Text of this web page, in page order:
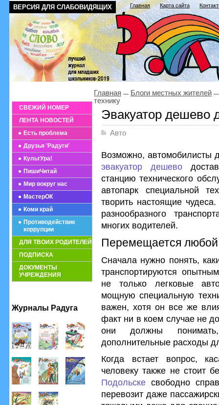
ВЕРСИЯ ДЛЯ СЛАБОВИДЯЩИХ Главная Карта сайта
СВЕЖИЙ НОМЕР
ЛЕНТА НОВОСТЕЙ
Есть проблема
Друзья 'Радуги'
КультУра!
ПишиЧитай
Мир вокруг нас
МастерОК
Коми край
Противодействие
коррупции
ДЛЯ ТВОИХ РОДИТЕЛЕЙ
ПОДПИСКА
ДОКУМЕНТЫ
УЧРЕЖДЕНИЯ
Журналы Радуга
Главная
Блоги местных жителей
технику
Эвакуатор дешево
Авто
Возможно, автомобилисты
эвакуатор дешево
станцию технического
автопарк специальной
творить настоящие
разнообразного
многих водителей.
Перемещается любой
Сначала нужно понять,
транспортируются
не только легковые
мощную специальную
важен, хотя он все же
факт ни в коем случае не
они должны
дополнительные расходы
Когда встает вопрос,
человеку также не стоит
Подольске свободно
перевозит даже